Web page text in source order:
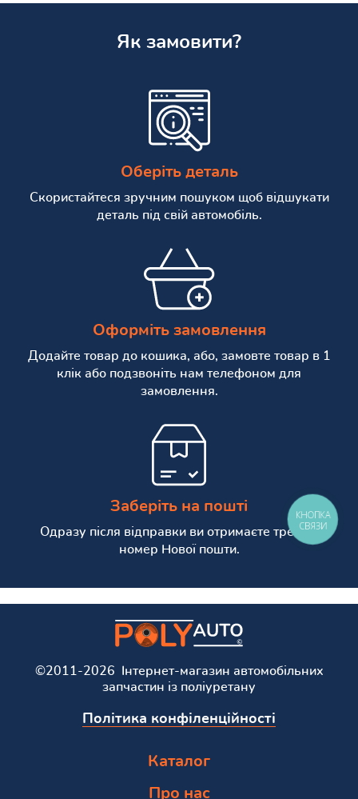
Як замовити?
Оберіть деталь
Скористайтеся зручним пошуком щоб відшукати
деталь під свій автомобіль.
Оформіть замовлення
Додайте товар до кошика, або, замовте товар в 1
клік або подзвоніть нам телефоном для
замовлення.
Заберіть на пошті
Одразу після відправки ви отримаєте трекінг
номер Нової пошти.
©2011-2026 Інтернет-магазин автомобільних
запчастин із поліуретану
Політика конфіленційності
Каталог
Про нас
КНОПКА
СВЯЗИ